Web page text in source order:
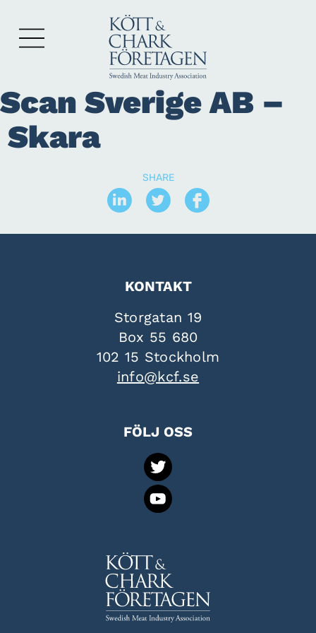
Scan Sverige AB –
Skara
SHARE
KONTAKT
Storgatan 19
Box 55 680
102 15 Stockholm
info@kcf.se
FÖLJ OSS